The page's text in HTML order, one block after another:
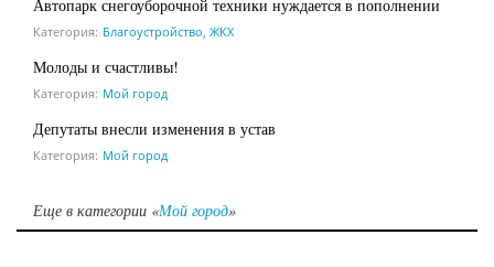
Автопарк снегоуборочной техники нуждается в пополнении
Категория: Благоустройство, ЖКХ
Молоды и счастливы!
Категория: Мой город
Депутаты внесли изменения в устав
Категория: Мой город
Еще в категории «Мой город»